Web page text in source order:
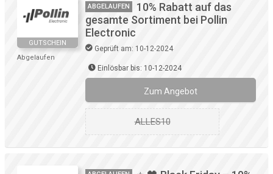
GUTSCHEIN
Abgelaufen
ABGELAUFEN
10% Rabatt auf das
gesamte Sortiment bei Pollin
Electronic
Geprüft am: 10-12-2024
Einlösbar bis: 10-12-2024
Zum Angebot
ALLES10